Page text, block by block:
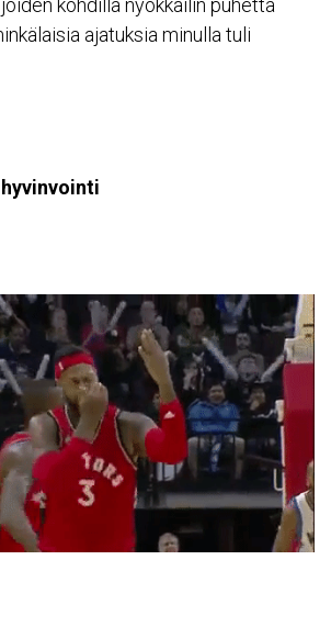
kohdilla nyökkäilin puhetta
ajatuksia minulla tuli